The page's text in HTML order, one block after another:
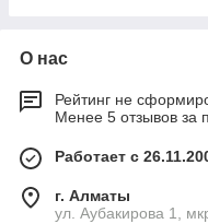
О нас
Рейтинг не
Менее 5 отзывов за
Работает с
г. Алматы
ул. Аубакирова 1,